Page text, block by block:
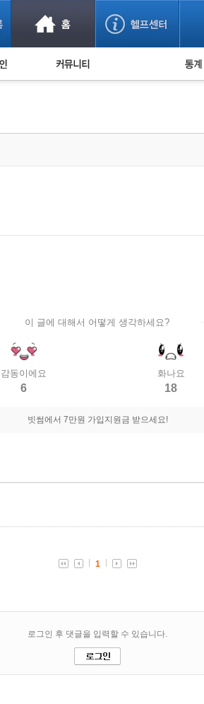
사기 예방했어요! 누적
이 글에 대해서 어떻게 생각하세요?
감동이에요
6
화나요
18
빗썸에서 7만원 가입지원금 받으세요!